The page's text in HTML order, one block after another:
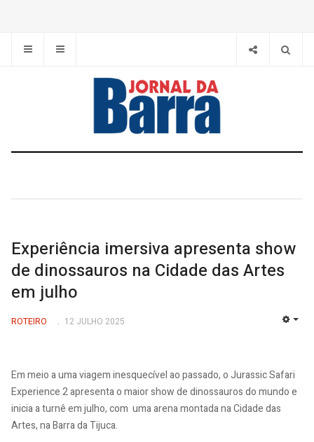
Experiência imersiva apresenta show
de dinossauros na Cidade das Artes
em julho
ROTEIRO 12 JULHO 2025
Em meio a uma viagem inesquecível ao passado, o Jurassic Safari
Experience 2 apresenta o maior show de dinossauros do mundo e
inicia a turnê em julho, com uma arena montada na Cidade das
Artes, na Barra da Tijuca.